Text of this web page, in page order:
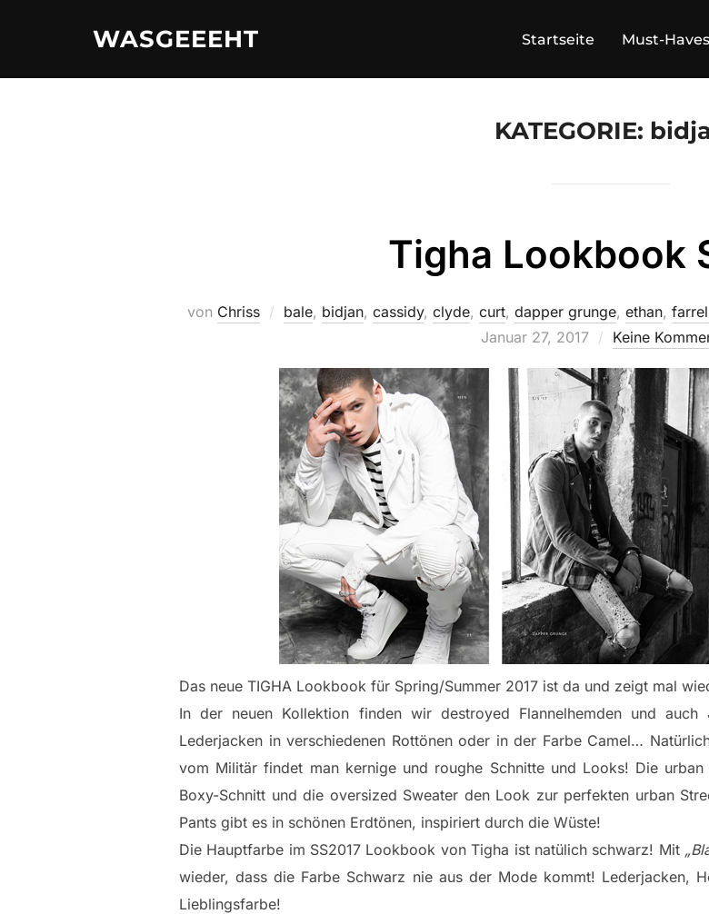
WASGEEEHT Startseite Must-Haves
KATEGORIE:
Tigha Lookbook
von Chriss bale, bidjan, cassidy, clyde, curt, dapper grunge, ethan,
Januar 27, 2017 Keine
Das neue TIGHA Lookbook für Spring/Summer 2017 ist da und zeigt mal
In der neuen Kollektion finden wir destroyed Flannelhemden und
Lederjacken in verschiedenen Rottönen oder in der Farbe Camel…
vom Militär findet man kernige und roughe Schnitte und Looks! Die
Boxy-Schnitt und die oversized Sweater den Look zur perfekten urban
Pants gibt es in schönen Erdtönen, inspiriert durch die Wüste!
Die Hauptfarbe im SS2017 Lookbook von Tigha ist natülich schwarz! Mit
wieder, dass die Farbe Schwarz nie aus der Mode kommt! Lederjacken,
Lieblingsfarbe!